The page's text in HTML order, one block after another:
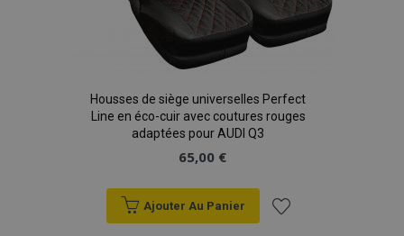
Housses de siège universelles Perfect
Line en éco-cuir avec coutures rouges
adaptées pour AUDI Q3
65,00 €
Ajouter Au Panier